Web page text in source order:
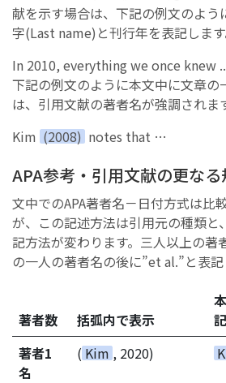
献を示す場合は、下記の例文のよう
字(Last name)と刊行年を表記します
In 2010, everything we once knew
下記の例文のように本文中に文章の
は、引用文献の著者名が強調されま
Kim (2008) notes that …
APA参考・引用文献の更なる
文中でのAPA著者名－日付方式は比
が、この記述方法は引用元の種類と
記方法が変わります。三人以上の著
の一人の著者名の後に”et al.”と表記
著者数 括弧内で表示
記
著者1
名
( Kim , 2020)